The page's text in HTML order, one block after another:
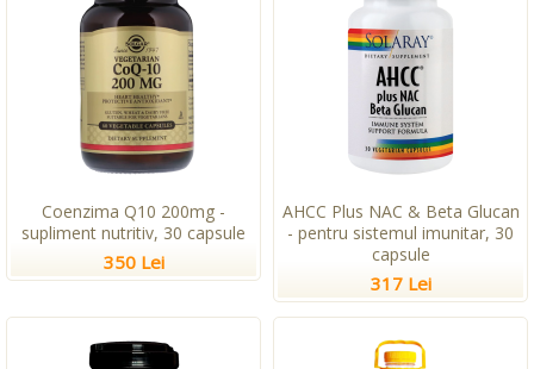
Coenzima Q10 200mg -
supliment nutritiv, 30 capsule
350 Lei
AHCC Plus NAC & Beta Glucan
- pentru sistemul imunitar, 30
capsule
317 Lei